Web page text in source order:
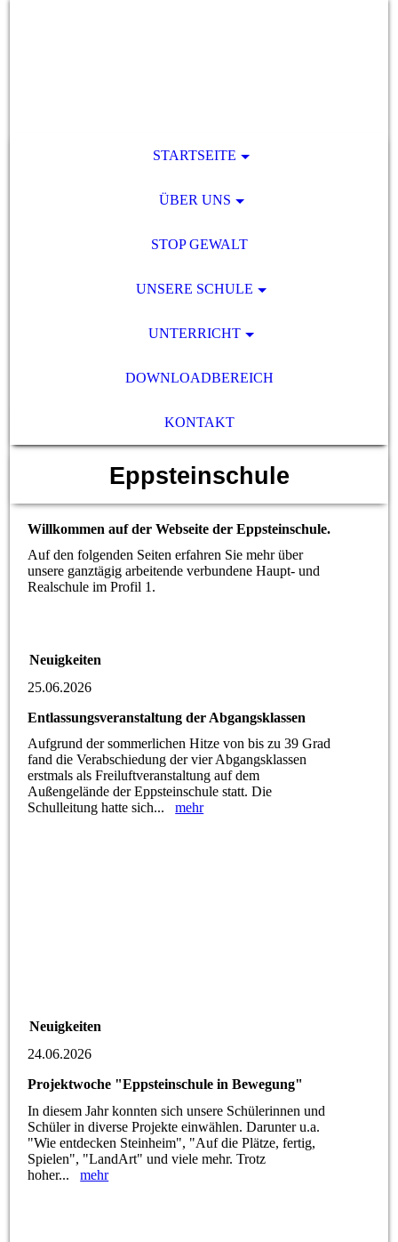
STARTSEITE
ÜBER UNS
STOP GEWALT
UNSERE SCHULE
UNTERRICHT
DOWNLOADBEREICH
KONTAKT
Eppsteinschule
Willkommen auf der Webseite der Eppsteinschule.
Auf den folgenden Seiten erfahren Sie mehr über
unsere ganztägig arbeitende verbundene Haupt- und
Realschule im Profil 1.
Neuigkeiten
25.06.2026
Entlassungsveranstaltung der Abgangsklassen
Aufgrund der sommerlichen Hitze von bis zu 39 Grad
fand die Verabschiedung der vier Abgangsklassen
erstmals als Freiluftveranstaltung auf dem
Außengelände der Eppsteinschule statt. Die
Schulleitung hatte sich...mehr
Neuigkeiten
24.06.2026
Projektwoche "Eppsteinschule in Bewegung"
In diesem Jahr konnten sich unsere Schülerinnen und
Schüler in diverse Projekte einwählen. Darunter u.a.
"Wie entdecken Steinheim", "Auf die Plätze, fertig,
Spielen", "LandArt" und viele mehr. Trotz
hoher...mehr